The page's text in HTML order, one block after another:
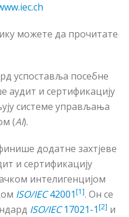
можете да прочитате
успоставља посебне
аудит и сертификацију
системе управљања
(AI).
додатне захтјеве
и сертификацију
интелигенцијом
ISO/IEC 42001[1]. Он се
ISO/IEC 17021-1[2] и